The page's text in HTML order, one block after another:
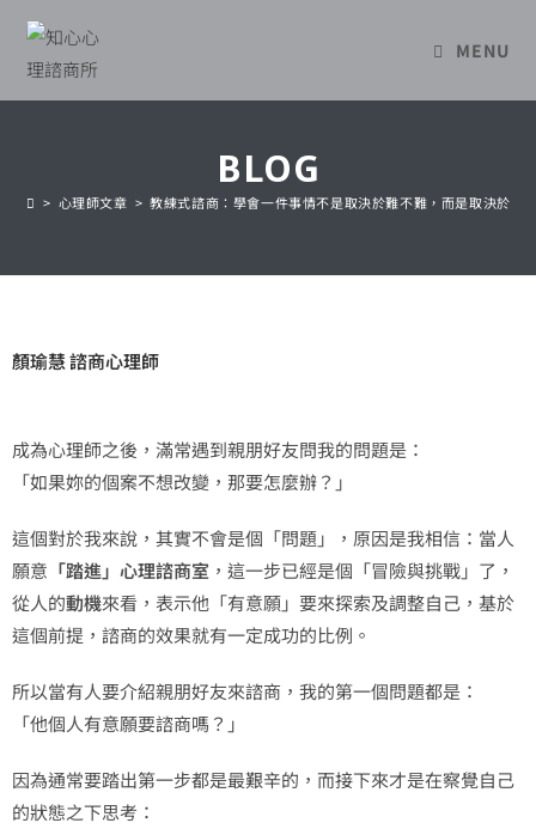
MENU
BLOG
> 心理師文章 > 教練式諮商：學會一件事情不是取決於難不難，而是取決於它
顏瑜慧 諮商心理師
成為心理師之後，滿常遇到親朋好友問我的問題是：
「如果妳的個案不想改變，那要怎麼辦？」
這個對於我來說，其實不會是個「問題」，原因是我相信：當人
願意 「踏進」心理諮商室 ，這一步已經是個「冒險與挑戰」了，
從人的動機來看，表示他「有意願」要來探索及調整自己，基於
這個前提，諮商的效果就有一定成功的比例。
所以當有人要介紹親朋好友來諮商，我的第一個問題都是：
「他個人有意願要諮商嗎？」
因為通常要踏出第一步都是最艱辛的，而接下來才是在察覺自己
的狀態之下思考：